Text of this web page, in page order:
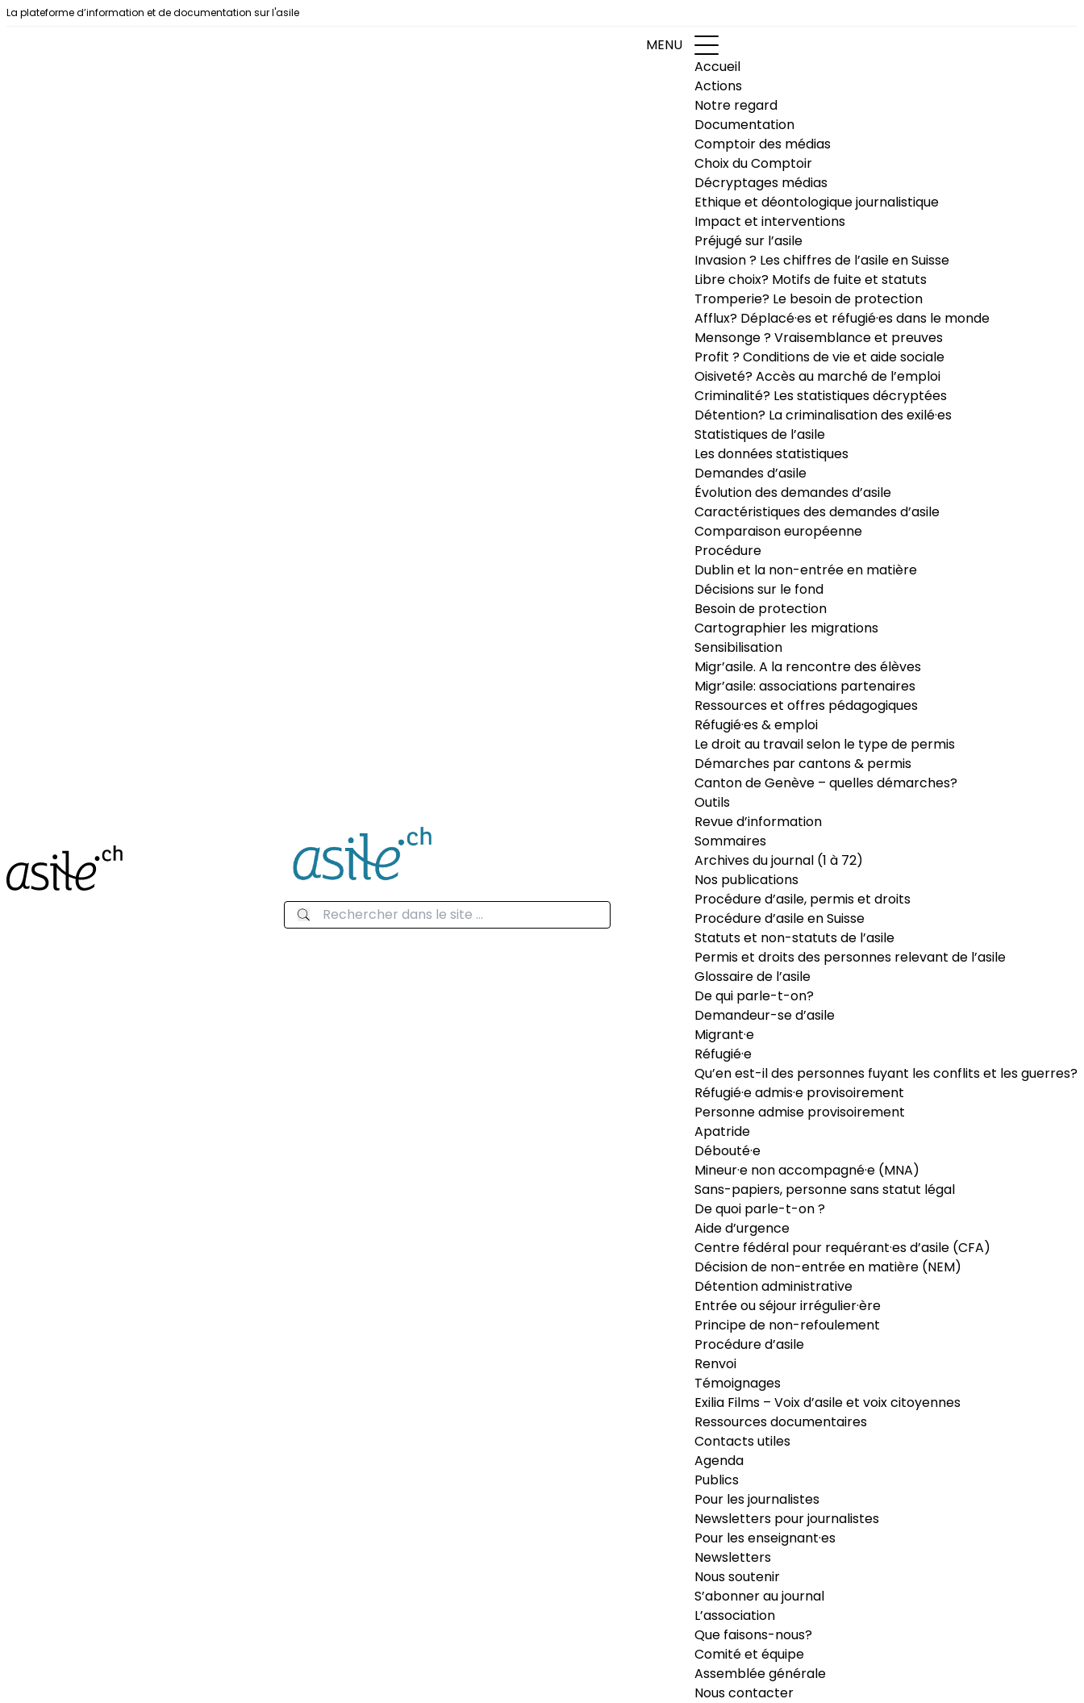
Aller au contenu
La plateforme d’information et de documentation sur l'asile
MENU
Accueil
Actions
Notre regard
Documentation
Comptoir des médias
Choix du Comptoir
Décryptages médias
Ethique et déontologique journalistique
Impact et interventions
Préjugé sur l’asile
Invasion ? Les chiffres de l’asile en Suisse
Libre choix? Motifs de fuite et statuts
Tromperie? Le besoin de protection
Afflux? Déplacé·es et réfugié·es dans le monde
Mensonge ? Vraisemblance et preuves
Profit ? Conditions de vie et aide sociale
Oisiveté? Accès au marché de l’emploi
Criminalité? Les statistiques décryptées
Détention? La criminalisation des exilé·es
Statistiques de l’asile
Les données statistiques
Demandes d’asile
Évolution des demandes d’asile
Caractéristiques des demandes d’asile
Comparaison européenne
Procédure
Dublin et la non-entrée en matière
Décisions sur le fond
Besoin de protection
Cartographier les migrations
Sensibilisation
Migr’asile. A la rencontre des élèves
Migr’asile: associations partenaires
Ressources et offres pédagogiques
Réfugié·es & emploi
Le droit au travail selon le type de permis
Démarches par cantons & permis
Canton de Genève – quelles démarches?
Outils
Revue d’information
Sommaires
Archives du journal (1 à 72)
Nos publications
Procédure d’asile, permis et droits
Procédure d’asile en Suisse
Statuts et non-statuts de l’asile
Permis et droits des personnes relevant de l’asile
Glossaire de l’asile
De qui parle-t-on?
Demandeur-se d’asile
Migrant·e
Réfugié·e
Qu’en est-il des personnes fuyant les conflits et les guerres?
Réfugié·e admis·e provisoirement
Personne admise provisoirement
Apatride
Débouté·e
Mineur·e non accompagné·e (MNA)
Sans-papiers, personne sans statut légal
De quoi parle-t-on ?
Aide d’urgence
Centre fédéral pour requérant·es d’asile (CFA)
Décision de non-entrée en matière (NEM)
Détention administrative
Entrée ou séjour irrégulier·ère
Principe de non-refoulement
Procédure d’asile
Renvoi
Témoignages
Exilia Films – Voix d’asile et voix citoyennes
Ressources documentaires
Contacts utiles
Agenda
Publics
Pour les journalistes
Newsletters pour journalistes
Pour les enseignant·es
Newsletters
Nous soutenir
S’abonner au journal
L’association
Que faisons-nous?
Comité et équipe
Assemblée générale
Nous contacter